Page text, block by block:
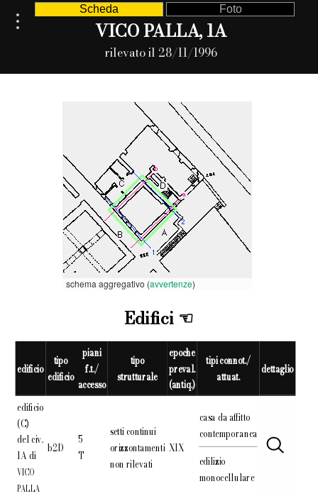
Scheda Foto
VICO PALLA, 1A
rilevato il 28/11/1996
schema aggregativo (avvertenze)
Edifici
edificio
tipo
edificio
piani
f.t./
accesso
tipo
strutturale
epoche
preval.
(antiq.)
tipi connot./
attuat. dettaglio
edificio
(C)
del civ.
1A di
VICO
PALLA
b2D
5
T
setti continui
orizzontamenti
non rilevati
XIX
casa da affitto
contemporanea
edilizio
monocellulare